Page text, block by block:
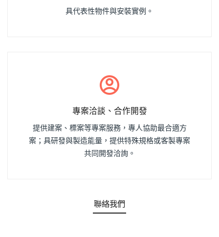
具代表性物件與安裝實例。
專案洽談、合作開發
提供建案、標案等專案服務，專人協助最合適方
案； 具研發與製造能量，提供特殊規格或客製專案
共同開發洽詢。
聯絡我們